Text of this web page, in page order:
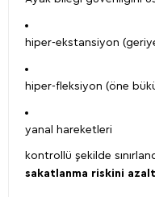
hiper-ekstansiyon
hiper-fleksiyon (öne
yanal hareketleri
kontrollü şekilde
sakatlanma riskini